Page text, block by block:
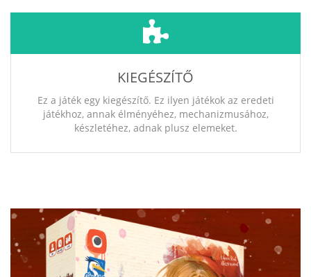
KIEGÉSZÍTŐ
Ez a játék egy kiegészítő. Ez ilyen játékok az eredeti
játékhoz, annak élményéhez, mechanizmusához,
készletéhez, adnak plusz elemeket.